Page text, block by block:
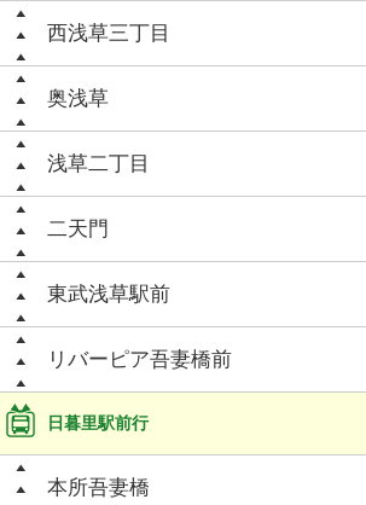
西浅草三丁目
奥浅草
浅草二丁目
二天門
東武浅草駅前
リバーピア吾妻橋前
日暮里駅前行
本所吾妻橋